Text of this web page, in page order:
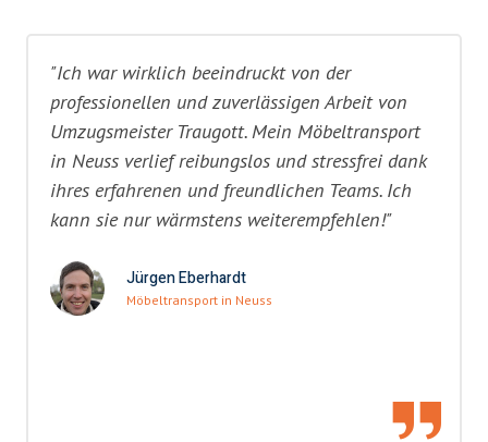
"Ich war wirklich beeindruckt von der
professionellen und zuverlässigen Arbeit von
Umzugsmeister Traugott. Mein Möbeltransport
in Neuss verlief reibungslos und stressfrei dank
ihres erfahrenen und freundlichen Teams. Ich
kann sie nur wärmstens weiterempfehlen!"
Jürgen Eberhardt
Möbeltransport in Neuss